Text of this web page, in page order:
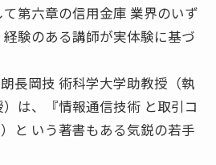
第六章の信用金庫 業界のいず
験のある講師が実体験に基づ
長岡技 術科学大学助教授（執
は、『情報通信技術 と取引コ
と いう著書もある気鋭の若手